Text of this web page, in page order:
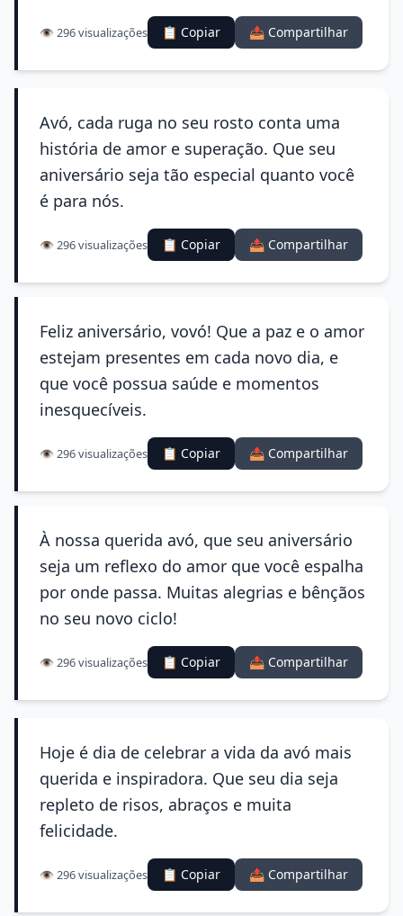
👁️ 296 visualizações 📋 Copiar 📤 Compartilhar
Avó, cada ruga no seu rosto conta uma
história de amor e superação. Que seu
aniversário seja tão especial quanto você
é para nós.
👁️ 296 visualizações 📋 Copiar 📤 Compartilhar
Feliz aniversário, vovó! Que a paz e o amor
estejam presentes em cada novo dia, e
que você possua saúde e momentos
inesquecíveis.
👁️ 296 visualizações 📋 Copiar 📤 Compartilhar
À nossa querida avó, que seu aniversário
seja um reflexo do amor que você espalha
por onde passa. Muitas alegrias e bênçãos
no seu novo ciclo!
👁️ 296 visualizações 📋 Copiar 📤 Compartilhar
Hoje é dia de celebrar a vida da avó mais
querida e inspiradora. Que seu dia seja
repleto de risos, abraços e muita
felicidade.
👁️ 296 visualizações 📋 Copiar 📤 Compartilhar